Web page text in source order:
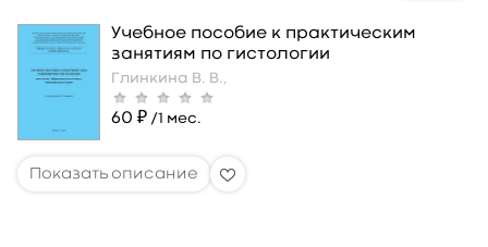
Учебное пособие к практическим
занятиям по гистологии
Глинкина В. В.,
60 ₽ /1 мес.